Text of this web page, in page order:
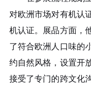
对欧洲市场对有机认
机认证。展品方面，
了符合欧洲人口味的
约自然风格，设置开
接受了专门的跨文化